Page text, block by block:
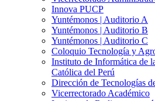
Innova PUCP
Yuntémonos | Auditorio A
Yuntémonos | Auditorio B
Yuntémonos | Auditorio C
Coloquio Tecnología y
Instituto de Informática de
Católica del Perú
Dirección de Tecnologías
Vicerrectorado Académico